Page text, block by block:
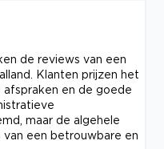
de reviews van een
Klanten prijzen het
afspraken en de goede
maar de algehele
een betrouwbare en